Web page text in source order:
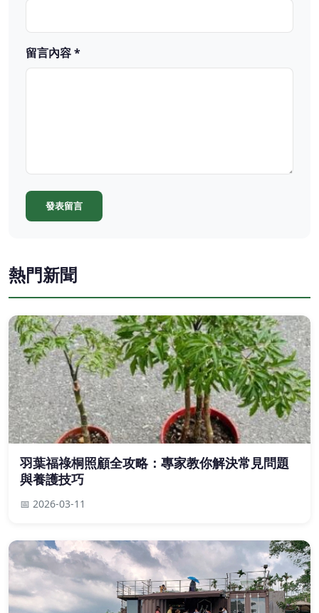
留言內容 *
發表留言
熱門新聞
羽葉福祿桐照顧全攻略：專家教你解決常見問題
與養護技巧
📅 2026-03-11